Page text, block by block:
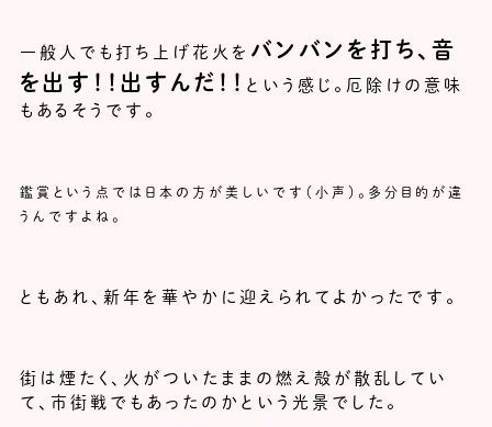
一般人でも打ち上げ花火を バンバンを打ち、音
を出す！！出すんだ！！ という感じ。厄除けの意味
もあるそうです。
鑑賞という点では日本の方が美しいです（小声）。多分目的が違
うんですよね。
ともあれ、新年を華やかに迎えられてよかったです。
街は煙たく、火がついたままの燃え殻が散乱してい
て、市街戦でもあったのかという光景でした。